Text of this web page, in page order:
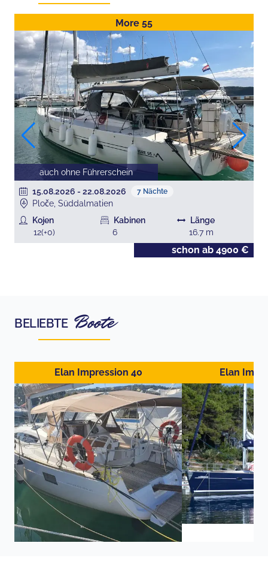
More 55
auch ohne Führerschein
15.08.2026 - 22.08.2026 7 Nächte
Ploče, Süddalmatien
Kojen
12(+0)
Kabinen
6
Länge
16.7m
schon ab 4900 €
BELIEBTE Boote
Elan Impression 40 Elan